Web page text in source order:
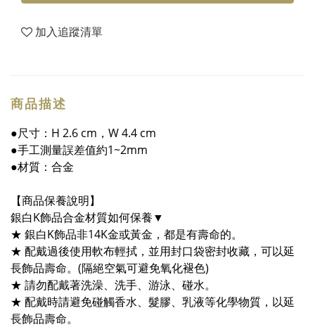
加入追蹤清單
商品描述
●尺寸：H 2.6 cm，W 4.4 cm
●手工測量誤差值約1~2mm
●材質：合金
【商品保養說明】
銀白K飾品合金材質如何保養▼
★ 銀白K飾品非14K金或黃金，都是有壽命的。
★ 配戴過後使用軟布輕拭，並用封口袋密封收藏，可以延
長飾品壽命。(隔絕空氣可避免氧化褪色)
★ 請勿配戴著洗澡、洗手、游泳、碰水。
★ 配戴時請避免碰觸香水、髮膠、乳液等化學物質，以延
長飾品壽命。